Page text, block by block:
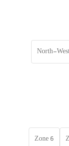
North-
Zone 6